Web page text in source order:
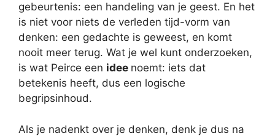
gebeurtenis: een handeling van je geest. En het
is niet voor niets de verleden tijd-vorm van
denken: een gedachte is geweest, en komt
nooit meer terug. Wat je wel kunt onderzoeken,
is wat Peirce een idee noemt: iets dat
betekenis heeft, dus een logische
begripsinhoud.
Als je nadenkt over je denken, denk je dus na